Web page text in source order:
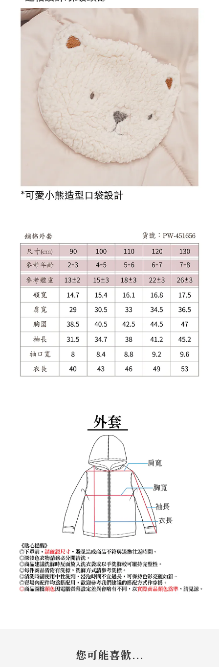
您可能喜歡...